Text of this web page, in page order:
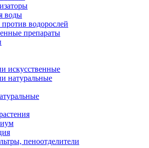
воды
против водорослей
препараты
искусственные
натуральные
пеноотделители